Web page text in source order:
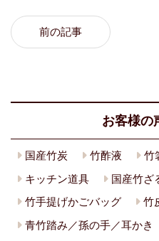
前の記事
お客様の
国産竹炭 竹酢液
竹
キッチン道具
国産竹ざ
竹手提げかごバッグ
竹
青竹踏み／孫の手／耳かき